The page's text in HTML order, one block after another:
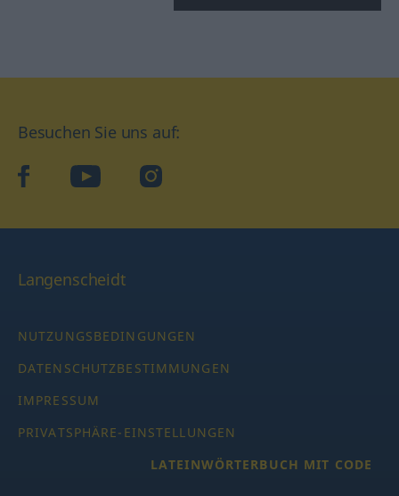
Besuchen Sie uns auf:
facebookYouTube Instagram
Langenscheidt
NUTZUNGSBEDINGUNGEN
DATENSCHUTZBESTIMMUNGEN
IMPRESSUM
PRIVATSPHÄRE-EINSTELLUNGEN
LATEINWÖRTERBUCH MIT CODE